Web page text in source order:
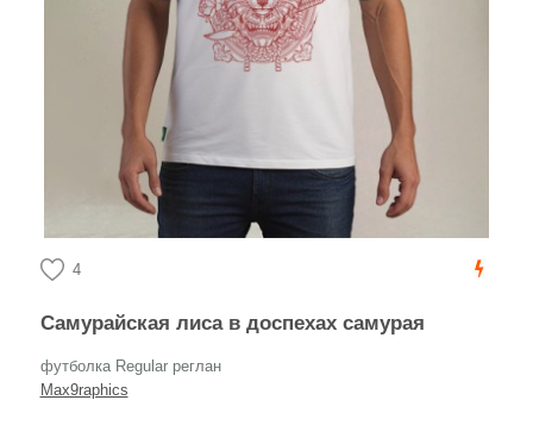
4
Самурайская лиса в доспехах самурая
футболка Regular реглан
Max9raphics